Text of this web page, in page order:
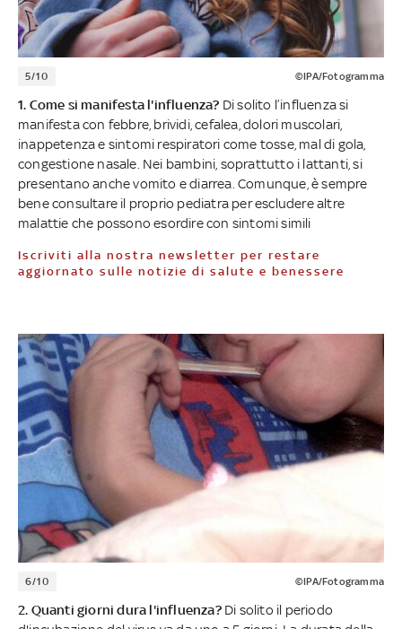
5/10 ©IPA/Fotogramma
1. Come si manifesta l'influenza? Di solito l’influenza si
manifesta con febbre, brividi, cefalea, dolori muscolari,
inappetenza e sintomi respiratori come tosse, mal di gola,
congestione nasale. Nei bambini, soprattutto i lattanti, si
presentano anche vomito e diarrea. Comunque, è sempre
bene consultare il proprio pediatra per escludere altre
malattie che possono esordire con sintomi simili
Iscriviti alla nostra newsletter per restare
aggiornato sulle notizie di salute e benessere
6/10 ©IPA/Fotogramma
2. Quanti giorni dura l'influenza?Di solito il periodo